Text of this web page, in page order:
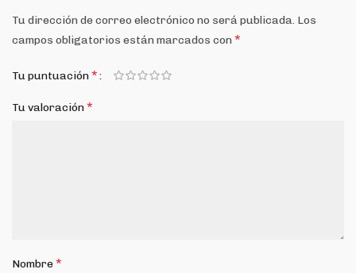
Tu dirección de correo electrónico no será publicada. Los
campos obligatorios están marcados con *
Tu puntuación*
Tu valoración*
Nombre*